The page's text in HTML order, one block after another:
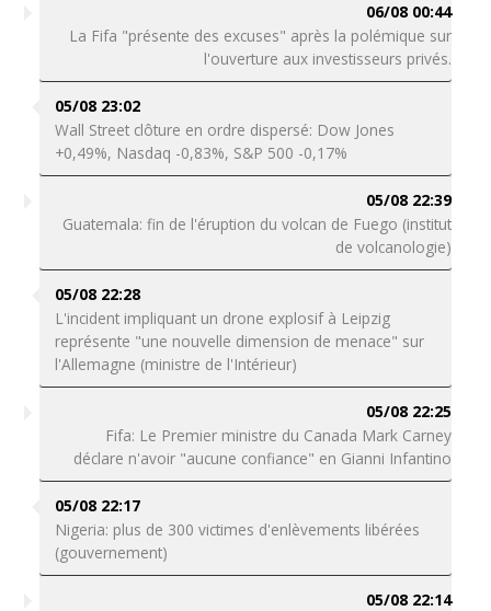
06/08 00:44
La Fifa "présente des excuses" après la polémique sur
l'ouverture aux investisseurs privés.
05/08 23:02
Wall Street clôture en ordre dispersé: Dow Jones
+0,49%, Nasdaq -0,83%, S&P 500 -0,17%
05/08 22:39
Guatemala: fin de l'éruption du volcan de Fuego (institut
de volcanologie)
05/08 22:28
L'incident impliquant un drone explosif à Leipzig
représente "une nouvelle dimension de menace" sur
l'Allemagne (ministre de l'Intérieur)
05/08 22:25
Fifa: Le Premier ministre du Canada Mark Carney
déclare n'avoir "aucune confiance" en Gianni Infantino
05/08 22:17
Nigeria: plus de 300 victimes d'enlèvements libérées
(gouvernement)
05/08 22:14